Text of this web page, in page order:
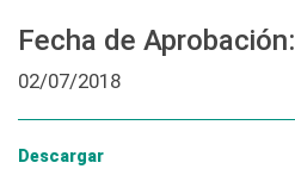
Fecha de Aprobación:
02/07/2018
Descargar